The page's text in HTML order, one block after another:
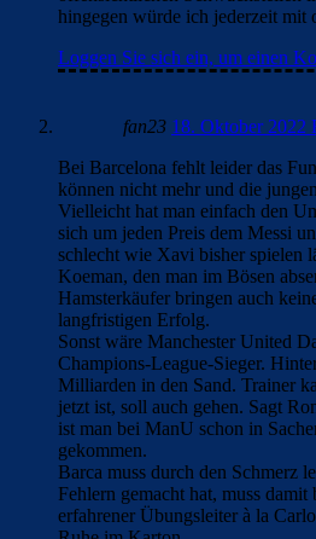
hingegen würde ich jederzeit mit
Loggen Sie sich ein, um einen
fan23 18. Oktober 2022
Bei Barcelona fehlt leider das
können nicht mehr und die
Vielleicht hat man einfach den
sich um jeden Preis dem Messi
schlecht wie Xavi bisher spielen
Koeman, den man im Bösen
Hamsterkäufer bringen auch
langfristigen Erfolg.
Sonst wäre Manchester United
Champions-League-Sieger.
Milliarden in den Sand. Trainer
jetzt ist, soll auch gehen. Sagt
ist man bei ManU schon in
gekommen.
Barca muss durch den Schmerz
Fehlern gemacht hat, muss
erfahrener Übungsleiter à la